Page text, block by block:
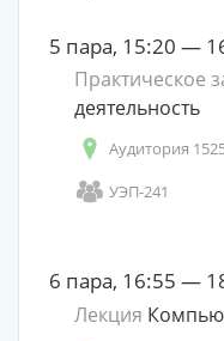
5 пара, 15:20 —
Практическое
деятельность
Аудитория
УЭП-241
6 пара, 16:55 —
Лекция